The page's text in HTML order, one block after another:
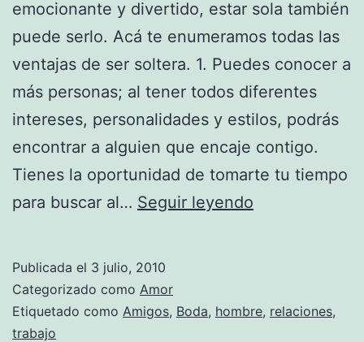
emocionante y divertido, estar sola también
puede serlo. Acá te enumeramos todas las
ventajas de ser soltera. 1. Puedes conocer a
más personas; al tener todos diferentes
intereses, personalidades y estilos, podrás
encontrar a alguien que encaje contigo.
Tienes la oportunidad de tomarte tu tiempo
para buscar al… Seguir leyendo
Publicada el 3 julio, 2010
Categorizado como Amor
Etiquetado como Amigos, Boda, hombre, relaciones,
trabajo